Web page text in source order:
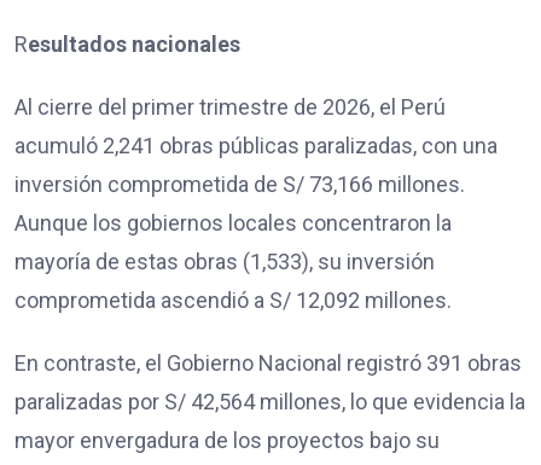
Resultados nacionales
Al cierre del primer trimestre de 2026, el Perú
acumuló 2,241 obras públicas paralizadas, con una
inversión comprometida de S/ 73,166 millones.
Aunque los gobiernos locales concentraron la
mayoría de estas obras (1,533), su inversión
comprometida ascendió a S/ 12,092 millones.
En contraste, el Gobierno Nacional registró 391 obras
paralizadas por S/ 42,564 millones, lo que evidencia la
mayor envergadura de los proyectos bajo su